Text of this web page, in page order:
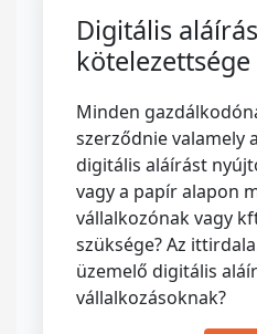
Digitális aláírás
kötelezettsége
Minden
szerződnie valamely
digitális aláírást
vagy a papír alapon
vállalkozónak vagy
szüksége? Az
üzemelő digitális
vállalkozásoknak?